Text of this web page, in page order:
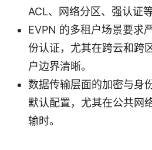
ACL、网络分区、强认证
EVPN 的多租户场景要求
份认证，尤其在跨云和跨
户边界清晰。
数据传输层面的加密与身
默认配置，尤其在公共网
输时。